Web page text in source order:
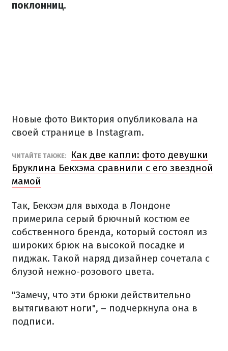
поклонниц.
Новые фото Виктория опубликовала на
своей странице в Instagram.
ЧИТАЙТЕ ТАКЖЕ:
Как две капли: фото девушки
Бруклина Бекхэма сравнили с его звездной
мамой
Так, Бекхэм для выхода в Лондоне
примерила серый брючный костюм ее
собственного бренда, который состоял из
широких брюк на высокой посадке и
пиджак. Такой наряд дизайнер сочетала с
блузой нежно-розового цвета.
"Замечу, что эти брюки действительно
вытягивают ноги", – подчеркнула она в
подписи.